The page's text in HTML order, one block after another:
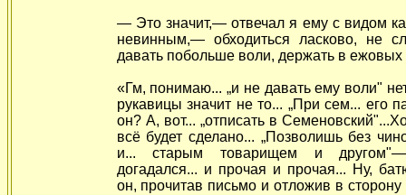
— Это значит,— отвечал я ему с видом
невинным,— обходиться ласково, не
давать побольше воли, держать в ежовых
«Гм, понимаю... „и не давать ему воли"
рукавицы значит не то... „При сем... его
он? А, вот... „отписать в
всё будет сделано... „Позволишь без
и... старым товарищем и
догадался... и прочая и прочая... Ну,
он, прочитав письмо и отложив в